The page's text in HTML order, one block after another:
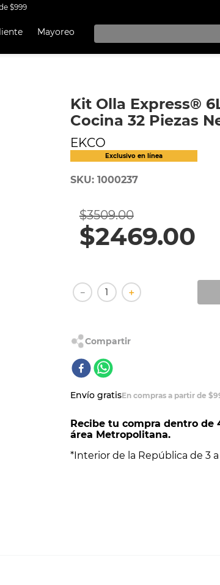
$999
Mayoreo
Kit Olla Express®
Cocina 32 Piezas
EKCO
SKU: 1000237
$3509.00
$2469.00
＋
－
Envío gratisEn compras a partir de
Recibe tu compra dentro de
área Metropolitana.
*Interior de la República de 3 a